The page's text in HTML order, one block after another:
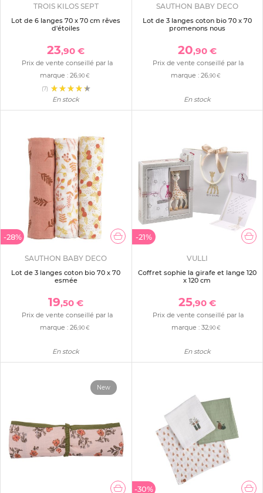
TROIS KILOS SEPT
Lot de 6 langes 70 x 70 cm rêves
d'étoiles
23,90 €
Prix de vente conseillé par la
marque : 26,90 €
(7)
En stock
SAUTHON BABY DECO
Lot de 3 langes coton bio 70 x 70
promenons nous
20,90 €
Prix de vente conseillé par la
marque :26,90 €
En stock
-28%
SAUTHON BABY DECO
Lot de 3 langes coton bio 70 x 70
esmée
19,50 €
Prix de vente conseillé par la
marque : 26,90 €
En stock
-21%
VULLI
Coffret sophie la girafe et lange 120
x 120 cm
25,90 €
Prix de vente conseillé par la
marque : 32,90 €
En stock
New
-30%